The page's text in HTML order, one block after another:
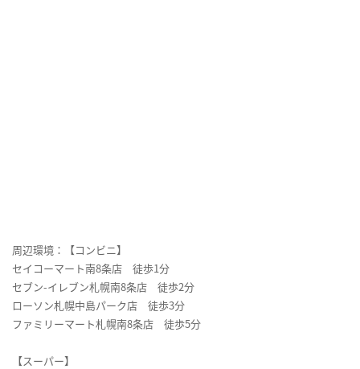
周辺環境：【コンビニ】
セイコーマート南8条店 徒歩1分
セブン-イレブン札幌南8条店 徒歩2分
ローソン札幌中島パーク店 徒歩3分
ファミリーマート札幌南8条店 徒歩5分
【スーパー】